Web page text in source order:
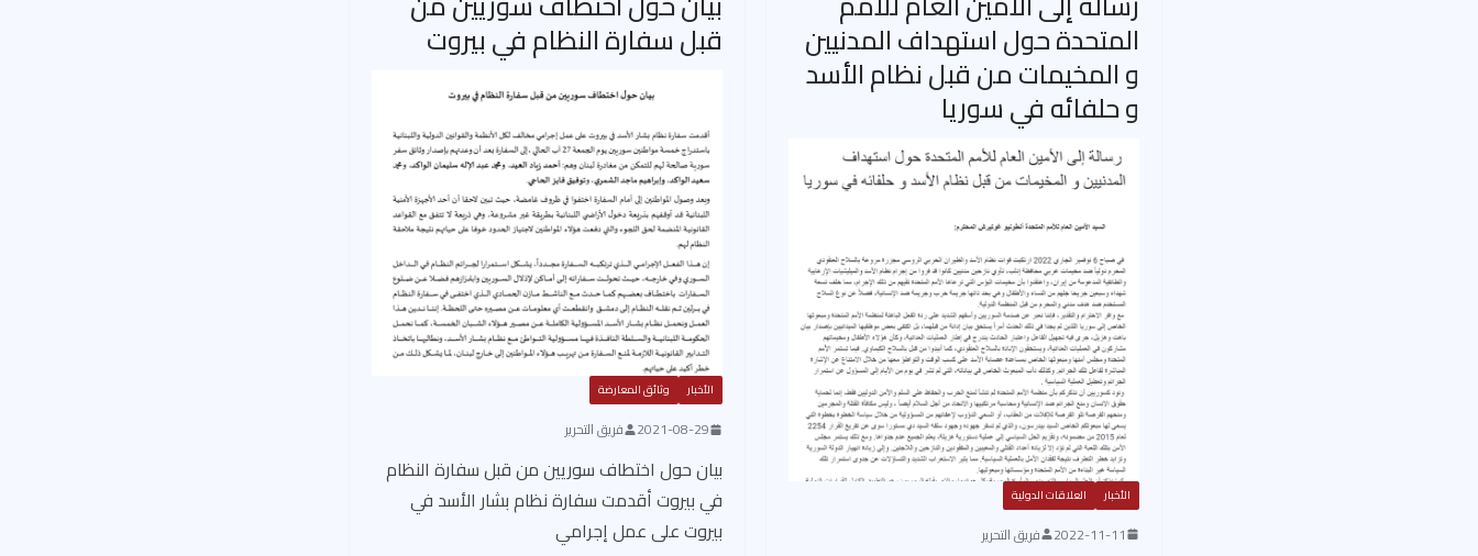
المتحدة حول استهداف المدنيين
و المخيمات من قبل نظام الأسد
و حلفائه في سوريا
الأخبار العلاقات الدولية
2022-11-11 فريق التحرير
قبل سفارة النظام في بيروت
الأخبار وثائق المعارضة
2021-08-29 فريق التحرير
بيان حول اختطاف سوريين من قبل سفارة النظام
في بيروت أقدمت سفارة نظام بشار الأسد في
بيروت على عمل إجرامي